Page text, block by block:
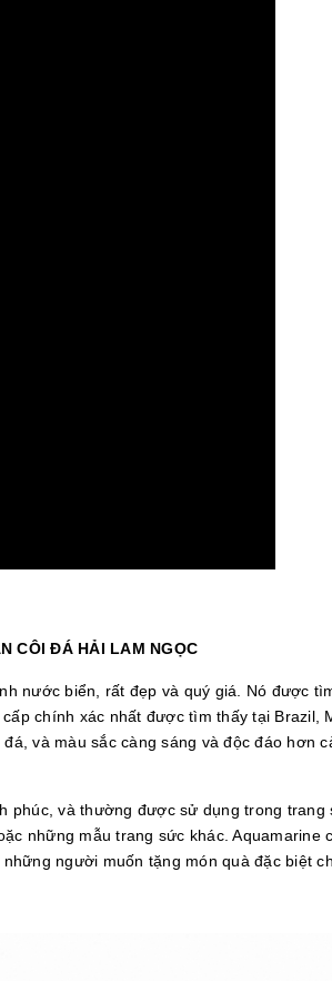
CÔI ĐÁ HẢI LAM NGỌC
nước biển, rất đẹp và quý giá. Nó được
chính xác nhất được tìm thấy tại Brazil,
và màu sắc càng sáng và độc đáo hơn
phúc, và thường được sử dụng trong
những mẫu trang sức khác. Aquamarine
người muốn tặng món quà đặc biệt